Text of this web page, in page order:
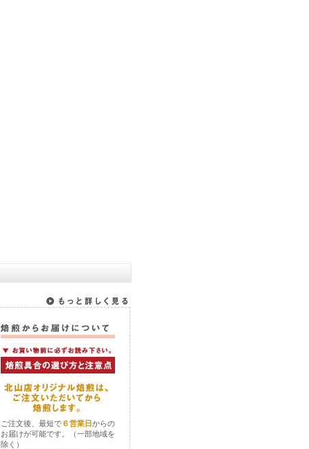
ご注文後、最短で６営業日からの
お届けが可能です。（一部地域を
除く）